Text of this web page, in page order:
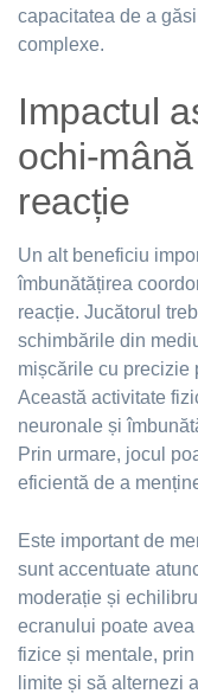
capacitatea de a
complexe.
Impactul
ochi-
reacție
Un alt beneficiu
îmbunătățirea
reacție. Jucătorul
schimbările din
mișcările cu precizie
Această activitate
neuronale și
Prin urmare, jocul
eficientă de a
Este important de
sunt accentuate
moderație și
ecranului poate
fizice și mentale,
limite și să alternezi